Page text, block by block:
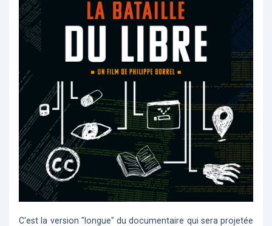
C'est la version "longue" du documentaire qui sera projetée